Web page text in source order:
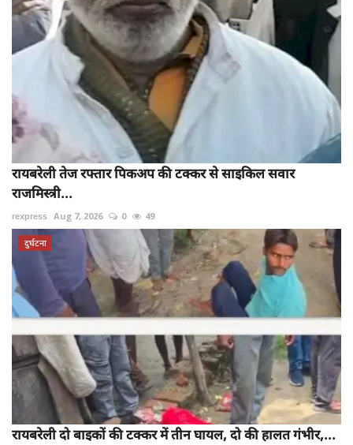
रायबरेली तेज रफ्तार पिकअप की टक्कर से साइकिल सवार
राजमिस्त्री...
rexpress Aug 7, 2026 0 49
दुर्घटना
रायबरेली दो बाइकों की टक्कर में तीन घायल, दो की हालत गंभीर,...